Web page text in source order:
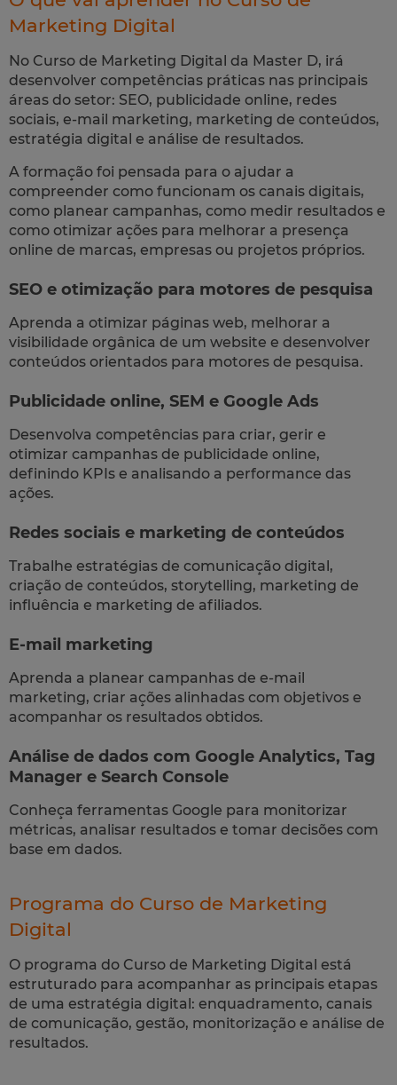
Marketing Digital
No Curso de Marketing Digital da Master D, irá
desenvolver competências práticas nas principais
áreas do setor: SEO, publicidade online, redes
sociais, e-mail marketing, marketing de conteúdos,
estratégia digital e análise de resultados.
A formação foi pensada para o ajudar a
compreender como funcionam os canais digitais,
como planear campanhas, como medir resultados e
como otimizar ações para melhorar a presença
online de marcas, empresas ou projetos próprios.
SEO e otimização para motores de pesquisa
Aprenda a otimizar páginas web, melhorar a
visibilidade orgânica de um website e desenvolver
conteúdos orientados para motores de pesquisa.
Publicidade online, SEM e Google Ads
Desenvolva competências para criar, gerir e
otimizar campanhas de publicidade online,
definindo KPIs e analisando a performance das
ações.
Redes sociais e marketing de conteúdos
Trabalhe estratégias de comunicação digital,
criação de conteúdos, storytelling, marketing de
influência e marketing de afiliados.
E-mail marketing
Aprenda a planear campanhas de e-mail
marketing, criar ações alinhadas com objetivos e
acompanhar os resultados obtidos.
Análise de dados com Google Analytics, Tag
Manager e Search Console
Conheça ferramentas Google para monitorizar
métricas, analisar resultados e tomar decisões com
base em dados.
Programa do Curso de Marketing
Digital
O programa do Curso de Marketing Digital está
estruturado para acompanhar as principais etapas
de uma estratégia digital: enquadramento, canais
de comunicação, gestão, monitorização e análise de
resultados.